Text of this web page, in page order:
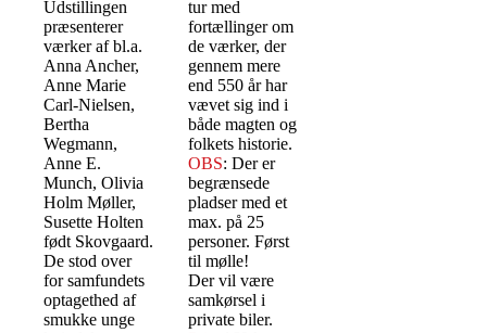
Udstillingen
præsenterer
værker af bl.a.
Anna Ancher,
Anne Marie
Carl-Nielsen,
Bertha
Wegmann,
Anne E.
Munch, Olivia
Holm Møller,
Susette Holten
født Skovgaard.
De stod over
for samfundets
optagethed af
smukke unge
tur med
fortællinger om
de værker, der
gennem mere
end 550 år har
vævet sig ind i
både magten og
folkets historie.
OBS: Der er
begrænsede
pladser med et
max. på 25
personer. Først
til mølle!
Der vil være
samkørsel i
private biler.